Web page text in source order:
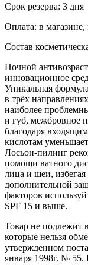
Срок резерва: 3 дня
Оплата: в
Состав
Ночной
инновационное
Уникальная
в трёх
наиболее
и губ, межбровное
благодаря
кислотам
Лосьон-пилинг
помощи ватного
лица и шеи, избегая
дополнительной
факторов
SPF 15 и выше.
Товар не подлежит
которые нельзя
утвержденном
января 1998г. № 55.